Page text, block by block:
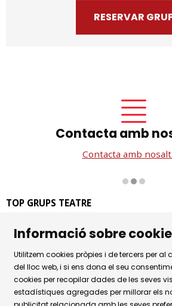
RESERVAR
Contacta amb
Contacta amb
TOP GRUPS TEATRE
08002 Barcelona
Tel. 93 441 39 79
Horari d'atenció: de dilluns a dijous
divendres de 9.30 a 14.30h.
Sitemap | Avís Legal | Ús de
Informació sobre
Utilitzem cookies pròpies i de tercers per
del lloc web, i si ens dona el seu
cookies per recopilar dades de les seves
estadístiques agregades per millorar els